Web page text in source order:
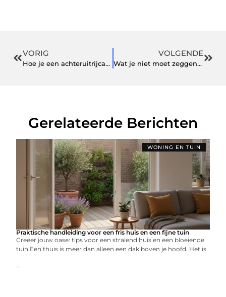
VORIG
Hoe je een achteruitrijcamera installeren moet
VOLGENDE
Wat je niet moet zeggen als je vriend worstelt met geld
Gerelateerde Berichten
WONING EN TUIN
Praktische handleiding voor een fris huis en een fijne tuin
Creëer jouw oase: tips voor een stralend huis en een bloeiende
tuin Een thuis is meer dan alleen een dak boven je hoofd. Het is
...